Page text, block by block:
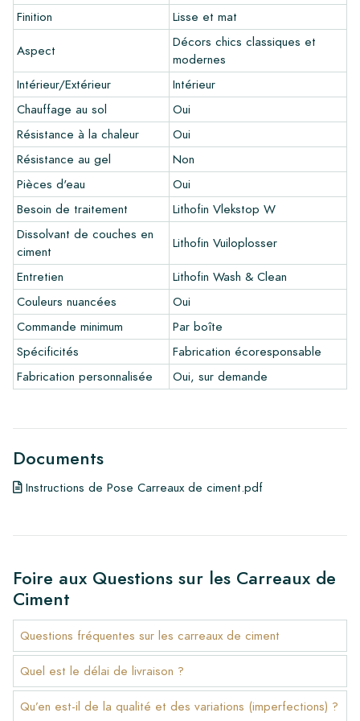
Créez votre propre carreau
Vous souhaitez créer un carreau qui s'harmonise parfaitement
avec les autres couleurs de votre intérieur? Visitez notre
programme de conception via ce lien et laissez libre cours à
votre créativité.
Garantie
La période de garantie est toujours d'un an après la livraison.
La garantie couvre uniquement les défauts de fabrication et
en cas d'utilisation de nos produits de pose et d'entretien
Lithofin. Aucune réclamation ne peut être faite pour les
carreaux déjà installés.
Liens
•Programme de dessin pour créer votre propre carreau
•En savoir plus sur nos carrelages
•Consultez nos brochures
•Produits d'entretien
Finition
Lisse et mat
Aspect
Décors chics classiques et
modernes
Intérieur/Extérieur
Intérieur
Chauffage au sol
Oui
Résistance à la chaleur
Oui
Résistance au gel
Non
Pièces d'eau
Oui
Besoin de traitement
Lithofin Vlekstop W
Dissolvant de couches en
ciment
Lithofin Vuiloplosser
Entretien
Lithofin Wash & Clean
Couleurs nuancées
Oui
Commande minimum
Par boîte
Spécificités
Fabrication écoresponsable
Fabrication personnalisée
Oui, sur demande
Documents
Instructions de Pose Carreaux de ciment.pdf
Foire aux Questions sur les Carreaux de
Ciment
Questions fréquentes sur les carreaux de ciment
Quel est le délai de livraison ?
Qu’en est-il de la qualité et des variations (imperfections) ?